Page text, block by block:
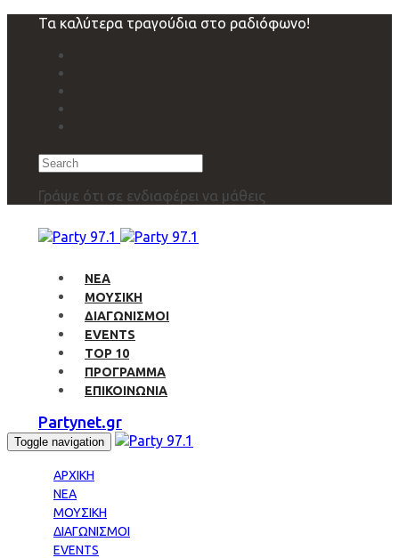
navigation
Τα καλύτερα τραγούδια στο ραδιόφωνο!
Search
Γράψε ότι σε ενδιαφέρει να μάθεις
ΝΕΑ
ΜΟΥΣΙΚΗ
ΔΙΑΓΩΝΙΣΜΟΙ
EVENTS
TOP 10
ΠΡΟΓΡΑΜΜΑ
ΕΠΙΚΟΙΝΩΝΙΑ
Partynet.gr
Toggle navigation
ΑΡΧΙΚΗ
ΝΕΑ
ΜΟΥΣΙΚΗ
ΔΙΑΓΩΝΙΣΜΟΙ
EVENTS